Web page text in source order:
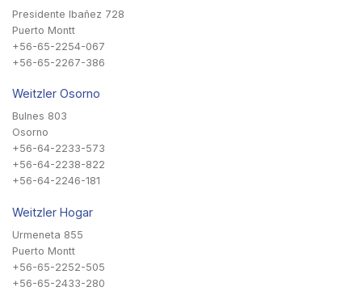
Presidente Ibañez 728
Puerto Montt
+56-65-2254-067
+56-65-2267-386
Weitzler Osorno
Bulnes 803
Osorno
+56-64-2233-573
+56-64-2238-822
+56-64-2246-181
Weitzler Hogar
Urmeneta 855
Puerto Montt
+56-65-2252-505
+56-65-2433-280